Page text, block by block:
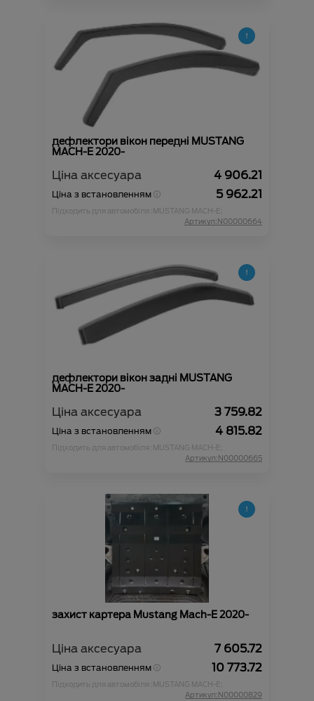
дефлектори вікон передні MUSTANG
MACH-E 2020-
Ціна аксесуара 4 906.21
Ціна з встановленням 5 962.21
Підходить для автомобіля :MUSTANG MACH-E;
Артикул:N00000664
дефлектори вікон задні MUSTANG
MACH-E 2020-
Ціна аксесуара 3 759.82
Ціна з встановленням 4 815.82
Підходить для автомобіля :MUSTANG MACH-E;
Артикул:N00000665
захист картера Mustang Mach-E 2020-
Ціна аксесуара 7 605.72
Ціна з встановленням 10 773.72
Підходить для автомобіля :MUSTANG MACH-E;
Артикул:N00000829